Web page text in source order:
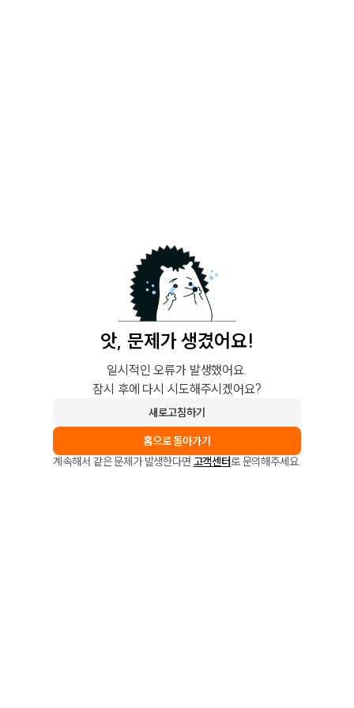
앗, 문제가 생겼어요!
일시적인 오류가 발생했어요.
잠시 후에 다시 시도해주시겠어요?
새로고침하기
홈으로 돌아가기
계속해서 같은 문제가 발생한다면 고객센터로 문의해주세요.